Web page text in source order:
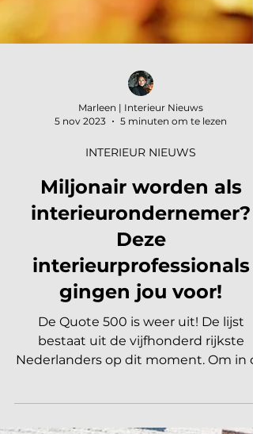
5 nov 2023
5 minuten om te lezen
INTERIEUR NIEUWS
Miljonair worden als
interieurondernemer?
Deze
interieurprofessionals
gingen jou voor!
bestaat uit de vijfhonderd rijkste